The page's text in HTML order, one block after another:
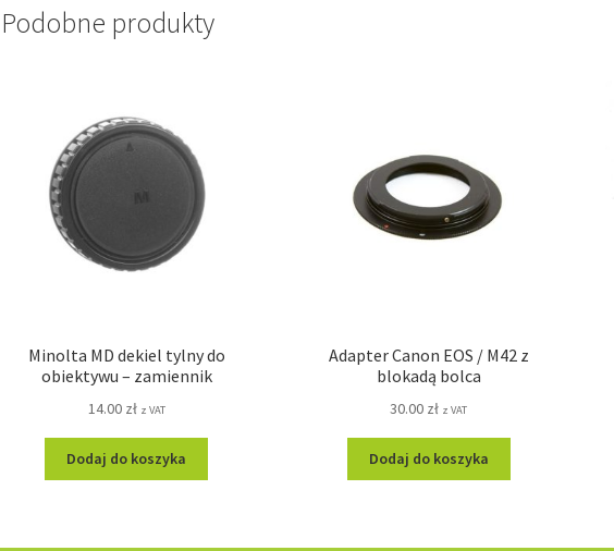
Podobne produkty
Minolta MD dekiel tylny do
obiektywu – zamiennik
14.00 zł z VAT
Dodaj do koszyka
Adapter Canon EOS / M42 z
blokadą bolca
30.00 zł z VAT
Dodaj do koszyka